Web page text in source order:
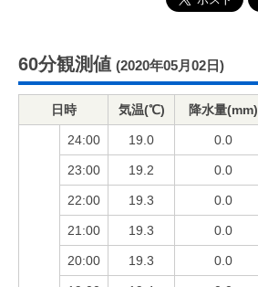
60分観測値 (2020年05月02日)
日時 気温(℃) 降水量(mm)
24:00 19.0 0.0
23:00 19.2 0.0
22:00 19.3 0.0
21:00 19.3 0.0
20:00 19.3 0.0